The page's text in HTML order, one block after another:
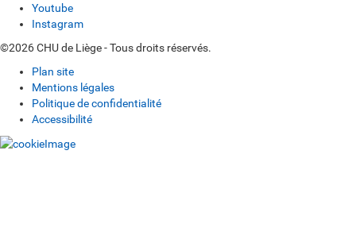
Youtube
Instagram
©2026 CHU de Liège - Tous droits réservés.
Plan site
Mentions légales
Politique de confidentialité
Accessibilité